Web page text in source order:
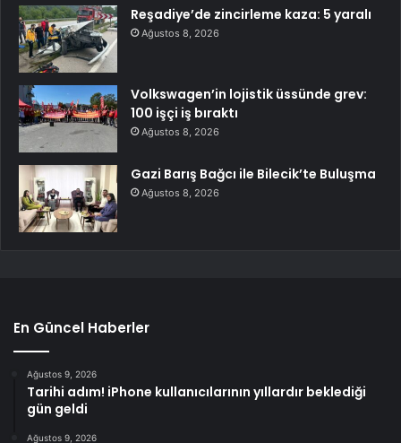
Reşadiye’de zincirleme kaza: 5 yaralı
Ağustos 8, 2026
Volkswagen’in lojistik üssünde grev:
100 işçi iş bıraktı
Ağustos 8, 2026
Gazi Barış Bağcı ile Bilecik’te Buluşma
Ağustos 8, 2026
En Güncel Haberler
Ağustos 9, 2026
Tarihi adım! iPhone kullanıcılarının yıllardır beklediği
gün geldi
Ağustos 9, 2026